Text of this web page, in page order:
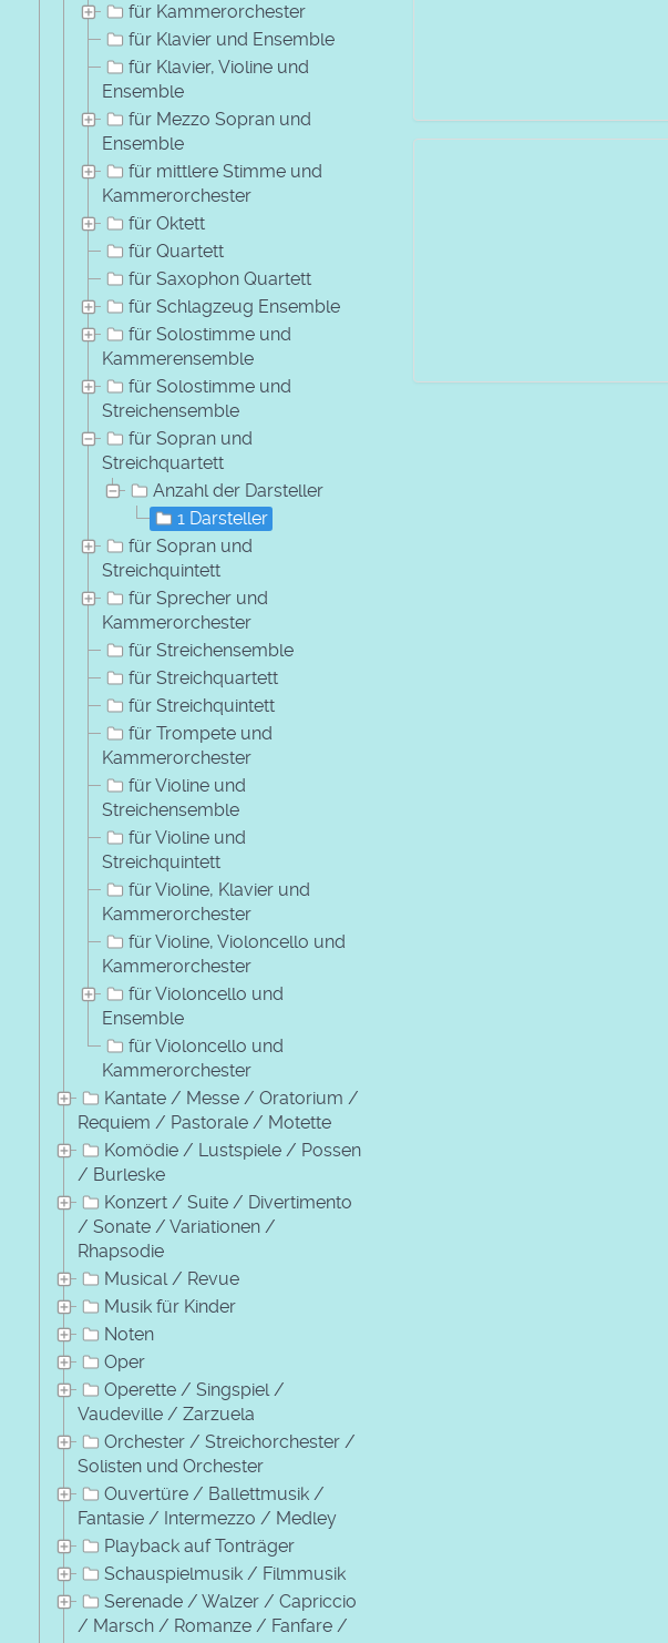
für Kammerorchester
für Klavier und Ensemble
für Klavier, Violine und
Ensemble
für Mezzo Sopran und
Ensemble
für mittlere Stimme und
Kammerorchester
für Oktett
für Quartett
für Saxophon Quartett
für Schlagzeug Ensemble
für Solostimme und
Kammerensemble
für Solostimme und
Streichensemble
für Sopran und
Streichquartett
Anzahl der Darsteller
1 Darsteller
für Sopran und
Streichquintett
für Sprecher und
Kammerorchester
für Streichensemble
für Streichquartett
für Streichquintett
für Trompete und
Kammerorchester
für Violine und
Streichensemble
für Violine und
Streichquintett
für Violine, Klavier und
Kammerorchester
für Violine, Violoncello und
Kammerorchester
für Violoncello und
Ensemble
für Violoncello und
Kammerorchester
Kantate / Messe / Oratorium /
Requiem / Pastorale / Motette
Komödie / Lustspiele / Possen
/ Burleske
Konzert / Suite / Divertimento
/ Sonate / Variationen /
Rhapsodie
Musical / Revue
Musik für Kinder
Noten
Oper
Operette / Singspiel /
Vaudeville / Zarzuela
Orchester / Streichorchester /
Solisten und Orchester
Ouvertüre / Ballettmusik /
Fantasie / Intermezzo / Medley
Playback auf Tonträger
Schauspielmusik / Filmmusik
Serenade / Walzer / Capriccio
/ Marsch / Romanze / Fanfare /